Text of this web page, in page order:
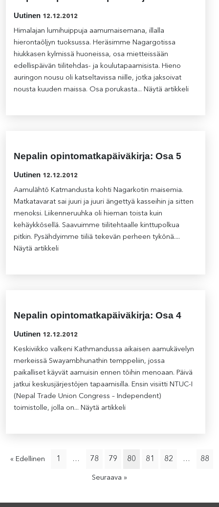
Uutinen 12.12.2012
Himalajan lumihuippuja aamumaisemana, illalla
hierontaöljyn tuoksussa. Heräsimme Nagargotissa
hiukkasen kylmissä huoneissa, osa mietteissään
edellispäivän tiilitehdas- ja koulutapaamisista. Hieno
auringon nousu oli katseltavissa niille, jotka jaksoivat
nousta kuuden maissa. Osa porukasta... Näytä artikkeli
Nepalin opintomatkapäiväkirja: Osa 5
Uutinen 12.12.2012
Aamulähtö Katmandusta kohti Nagarkotin maisemia.
Matkatavarat sai juuri ja juuri ängettyä kasseihin ja sitten
menoksi. Liikenneruuhka oli hieman toista kuin
kehäykkösellä. Saavuimme tiilitehtaalle kinttupolkua
pitkin. Pysähdyimme tiiliä tekevän perheen tykönä....
Näytä artikkeli
Nepalin opintomatkapäiväkirja: Osa 4
Uutinen 12.12.2012
Keskiviikko valkeni Kathmandussa aikaisen aamukävelyn
merkeissä Swayambhunathin temppeliin, jossa
paikalliset käyvät aamuisin ennen töihin menoaan. Päivä
jatkui keskusjärjestöjen tapaamisilla. Ensin visiitti NTUC-I
(Nepal Trade Union Congress – Independent)
toimistolle, jolla on... Näytä artikkeli
« Edellinen 1 … 78 79 80 81 82 … 88
Seuraava »